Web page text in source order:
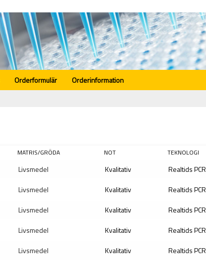
Orderformulär Orderinformation
MATRIS/GRÖDA NOT TEKNOLOGI
Livsmedel Kvalitativ
Realtids PCR
Livsmedel Kvalitativ
Realtids PCR
Livsmedel Kvalitativ
Realtids PCR
Livsmedel Kvalitativ
Realtids PCR
Livsmedel Kvalitativ
Realtids PCR